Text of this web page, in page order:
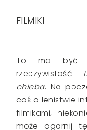
FILMIKI
To ma być
rzeczywistość
chleba. Na
coś o lenistwie
filmikami,
może ogarnij